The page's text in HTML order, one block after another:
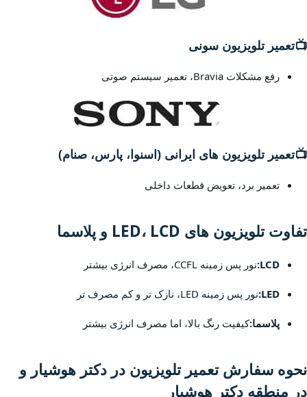
📺تعمیر تلویزیون سونی
رفع مشکلات Bravia، تعمیر سیستم صوتی
📺تعمیر تلویزیون های ایرانی (اسنوا، پارس، صنام)
تعمیر برد، تعویض قطعات داخلی
تفاوت تلویزیون های LED، LCD و پلاسما
LCD: نور پس زمینه CCFL، مصرف انرژی بیشتر
LED: نور پس زمینه LED، نازک تر و کم مصرف تر
پلاسما:کیفیت رنگ بالا، اما مصرف انرژی بیشتر
نحوه سفارش تعمیر تلویزیون در دکتر هوشیار و
در منطقه دکتر هوشیار